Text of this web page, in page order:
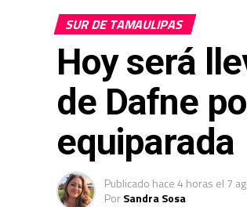
SUR DE TAMAULIPAS
Hoy será
de Dafne
equiparada
Publicado hace 4 horas el 7
PorSandra Sosa